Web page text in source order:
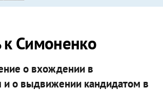
Симоненко
о вхождении в
и о выдвижении кандидатом в